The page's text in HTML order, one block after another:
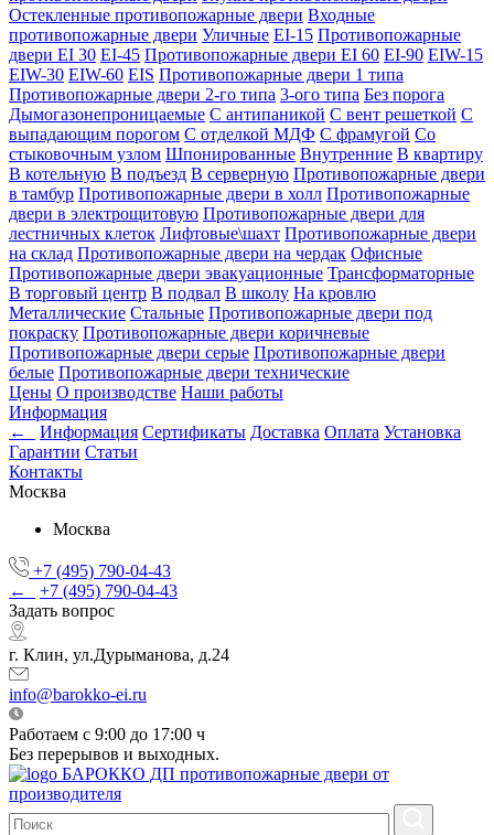
Остекленные противопожарные двери Входные
противопожарные двери Уличные EI-15 Противопожарные
двери EI 30 EI-45 Противопожарные двери EI 60 EI-90 EIW-15
EIW-30 EIW-60 EIS Противопожарные двери 1 типа
Противопожарные двери 2-го типа 3-ого типа Без порога
Дымогазонепроницаемые С антипаникой С вент решеткой С
выпадающим порогом С отделкой МДФ С фрамугой Со
стыковочным узлом Шпонированные Внутренние В квартиру
В котельную В подъезд В серверную Противопожарные двери
в тамбур Противопожарные двери в холл Противопожарные
двери в электрощитовую Противопожарные двери для
лестничных клеток Лифтовые\шахт Противопожарные двери
на склад Противопожарные двери на чердак Офисные
Противопожарные двери эвакуационные Трансформаторные
В торговый центр В подвал В школу На кровлю
Металлические Стальные Противопожарные двери под
покраску Противопожарные двери коричневые
Противопожарные двери серые Противопожарные двери
белые Противопожарные двери технические
Цены О производстве Наши работы
Информация
←
Информация Сертификаты Доставка Оплата Установка
Гарантии Статьи
Контакты
Москва
Москва
+7 (495) 790-04-43
←
+7 (495) 790-04-43
Задать вопрос
г. Клин, ул.Дурыманова, д.24
info@barokko-ei.ru
Работаем с 9:00 до 17:00 ч
Без перерывов и выходных.
БАРОККО ДП противопожарные двери от
производителя